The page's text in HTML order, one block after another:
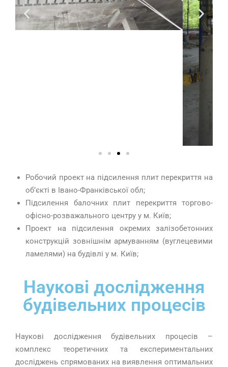
Робочий проект на підсилення плит перекриття на
обʼєкті в Івано-Франківської обл;
Підсилення балочних плит перекриття торгово-
офісно-розважального центру у м. Київ;
Проект на підсилення окремих залізобетонних
конструкцій зовнішнім армуванням (вуглецевими
ламелями) на будівлі у м. Київ;
Наукові дослідження
будівельних процесів
Наукові дослідження будівельних процесів –
комплекс теоретичних та експериментальних
досліджень спрямованих на виявлення оптимальних